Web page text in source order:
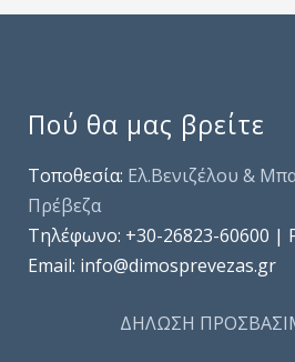
Πού θα μας βρείτε
Τοποθεσία: Ελ.Βενιζέλου &
Πρέβεζα
Τηλέφωνo: +30-26823-60600 |
Email: info@dimosprevezas.gr
ΔΗΛΩΣΗ